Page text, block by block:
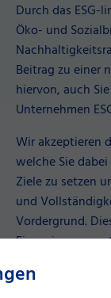
Durch das
Öko- und
Beitrag zu einer
hiervon, auch
Unternehmen
Wir akzeptieren
welche Sie
Ziele zu setzen
und
Vordergrund.
zu einem
Zinssatz